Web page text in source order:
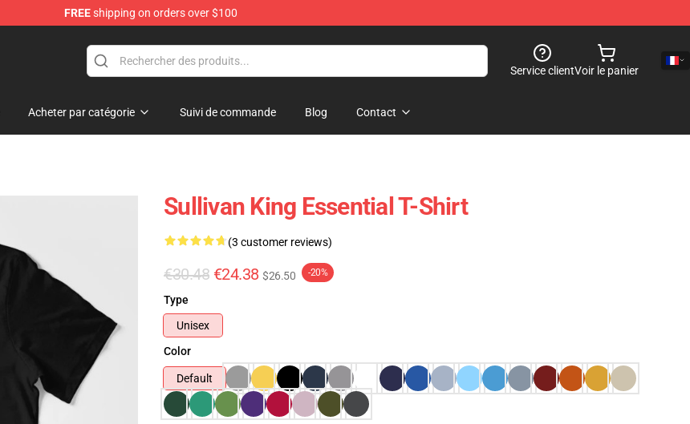
FREEshipping on orders over $100
Service clientVoir le panier
Acheter par catégorie Suivi de commande Blog Contact
Sullivan King Essential T-Shirt
(3 customer reviews)
€30.48 €24.38 $26.50 -20%
Type
Unisex
Color
Default